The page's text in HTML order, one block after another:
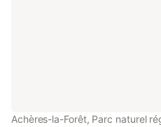
Achères-la-Forêt, Parc naturel